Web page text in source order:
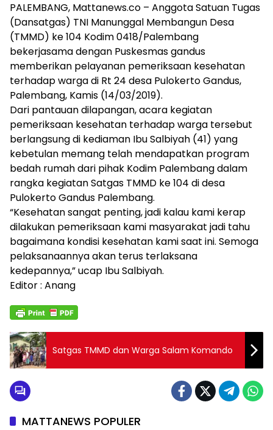
PALEMBANG, Mattanews.co – Anggota Satuan Tugas
(Dansatgas) TNI Manunggal Membangun Desa
(TMMD) ke 104 Kodim 0418/Palembang
bekerjasama dengan Puskesmas gandus
memberikan pelayanan pemeriksaan kesehatan
terhadap warga di Rt 24 desa Pulokerto Gandus,
Palembang, Kamis (14/03/2019).
Dari pantauan dilapangan, acara kegiatan
pemeriksaan kesehatan terhadap warga tersebut
berlangsung di kediaman Ibu Salbiyah (41) yang
kebetulan memang telah mendapatkan program
bedah rumah dari pihak Kodim Palembang dalam
rangka kegiatan Satgas TMMD ke 104 di desa
Pulokerto Gandus Palembang.
“Kesehatan sangat penting, jadi kalau kami kerap
dilakukan pemeriksaan kami masyarakat jadi tahu
bagaimana kondisi kesehatan kami saat ini. Semoga
pelaksanaannya akan terus terlaksana
kedepannya,” ucap Ibu Salbiyah.
Editor : Anang
Satgas TMMD dan Warga Salam Komando
MATTANEWS POPULER